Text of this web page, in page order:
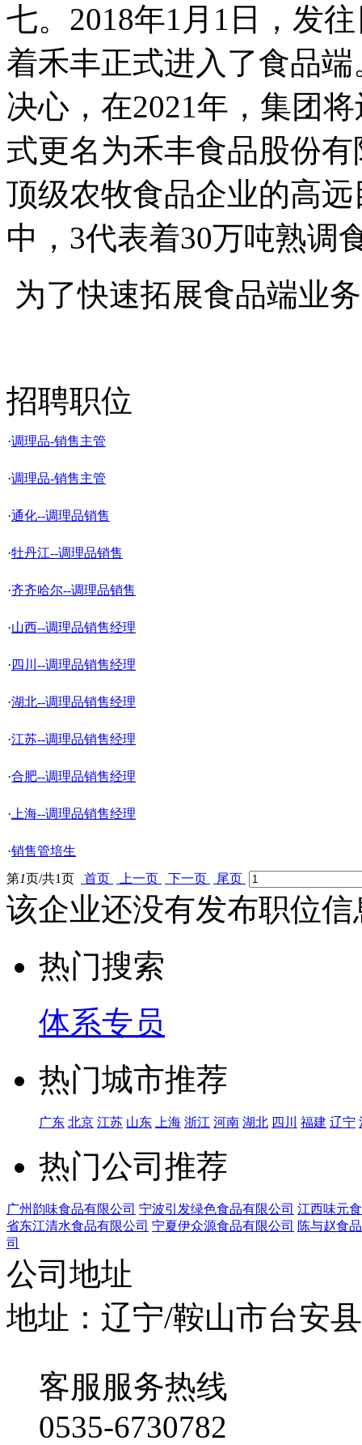
七。2018年1月1日，发
着禾丰正式进入了食品
决心，在2021年，集团
式更名为禾丰食品股份
顶级农牧食品企业的高
中，3代表着30万吨熟调
为了快速拓展食品端业
招聘职位
·调理品-销售主管
·调理品-销售主管
·通化--调理品销售
·牡丹江--调理品销售
·齐齐哈尔--调理品销售
·山西--调理品销售经理
· 四川--调理品销售经理
·湖北--调理品销售经理
·江苏--调理品销售经理
·合肥--调理品销售经理
· 上海--调理品销售经理
·销售管培生
第1页/共1页 首页 上一页 下一页 尾页
该企业还没有发布职位信
热门搜索
体系专员
热门城市推荐
广东 北京 江苏 山东 上海 浙江 河南 湖北 四川 福建 辽宁
热门公司推荐
广州韵味食品有限公司 宁波引发绿色食品有限公司 江西味元
省东江清水食品有限公司 宁夏伊众源食品有限公司 陈与赵食
司
公司地址
地址：辽宁/鞍山市台安
客服服务热线
0535-6730782